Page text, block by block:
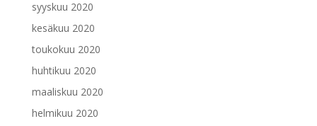
syyskuu 2020
kesäkuu 2020
toukokuu 2020
huhtikuu 2020
maaliskuu 2020
helmikuu 2020